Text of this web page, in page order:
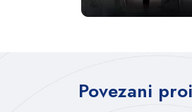
Povezani